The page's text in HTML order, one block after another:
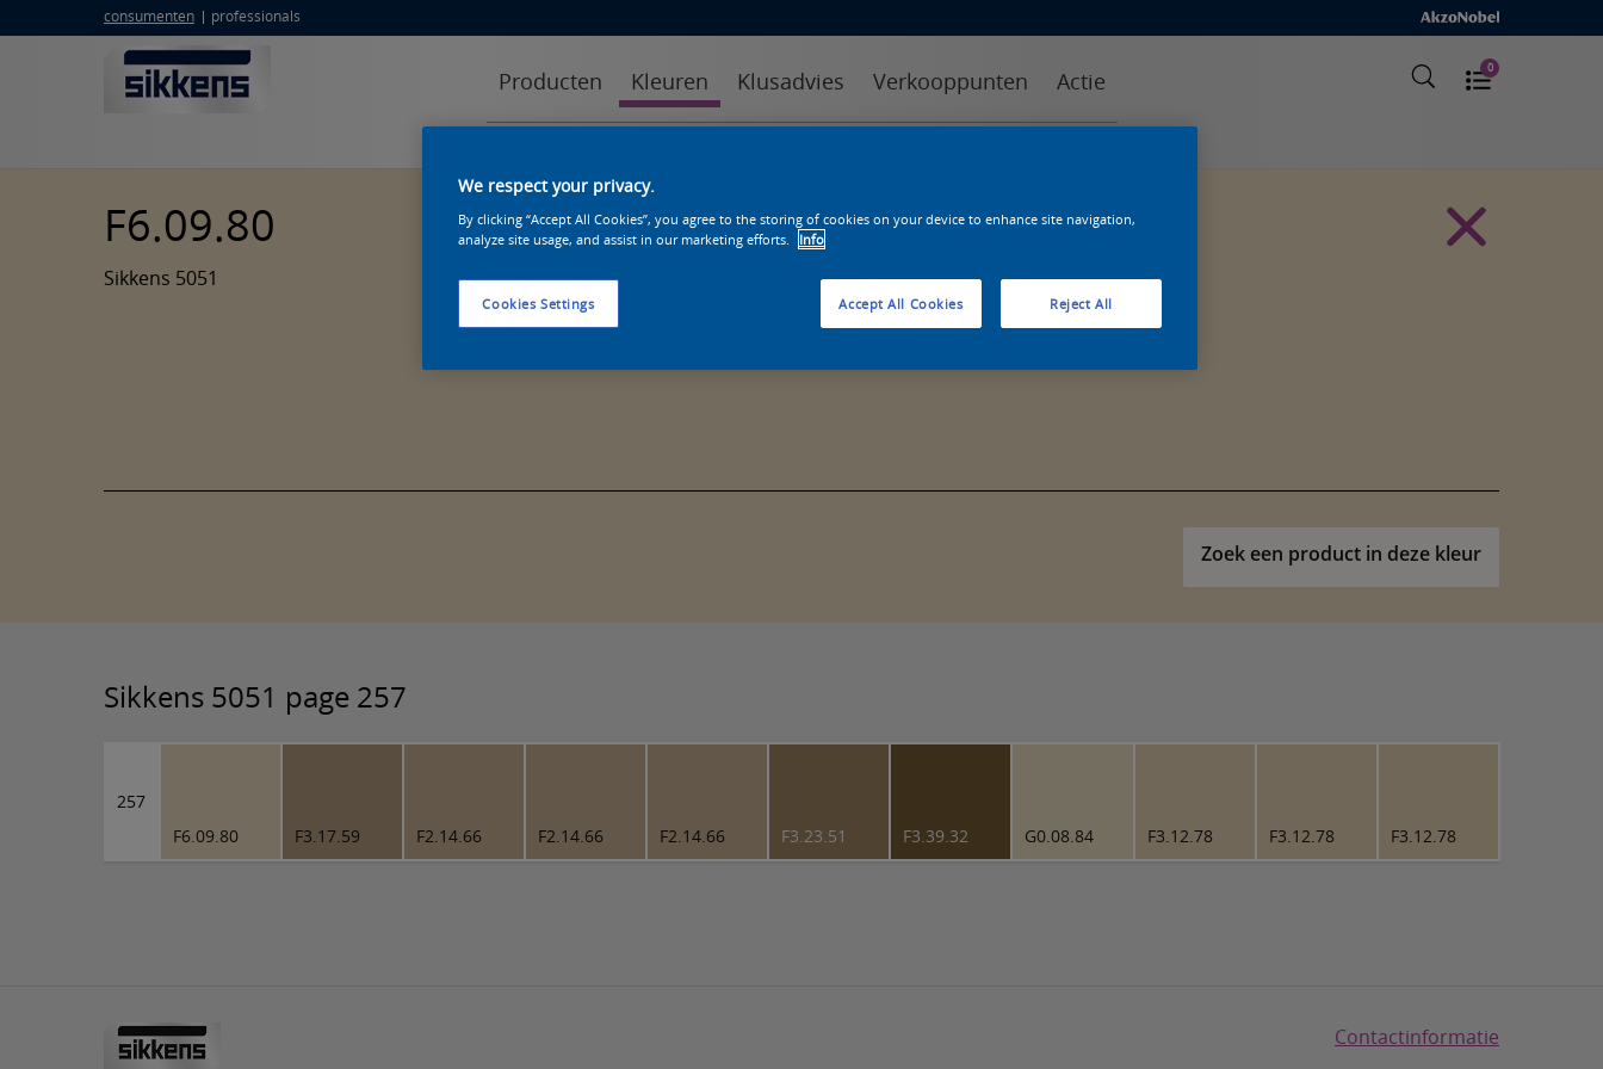
consumenten professionals
Producten Kleuren Klusadvies Verkooppunten Actie 0
F6.09.80
Sikkens 5051
Zoek een product in deze kleur
Sikkens 5051 page 257
257
F6.09.80
F3.17.59 F2.14.66 F2.14.66 F2.14.66 F3.23.51 F3.39.32 G0.08.84 F3.12.78 F3.12.78 F3.12.78
Contactinformatie
We respect your privacy.
By clicking “Accept All Cookies”, you agree to the storing of cookies on your device to enhance site navigation,
analyze site usage, and assist in our marketing efforts.
Info
Cookies Settings Reject All
Accept All Cookies